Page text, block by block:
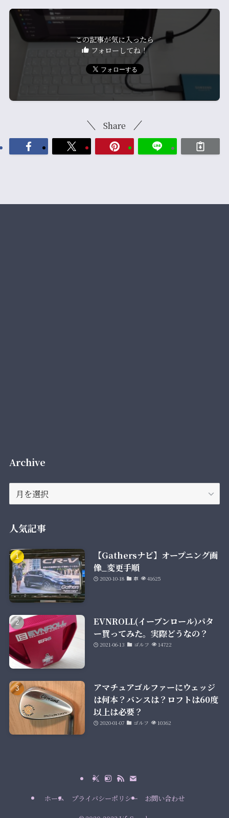
この記事が気に入ったら
フォローしてね！
Share
Archive
Archive
人気記事
【Gathersナビ】オープニング画
像_変更手順
2020-10-18 車 41625
EVNROLL(イーブンロール)パタ
ー買ってみた。実際どうなの？
2021-06-13 ゴルフ 14722
アマチュアゴルファーにウェッジ
は何本？バンスは？ロフトは60度
以上は必要？
2020-01-07 ゴルフ 10362
ホーム プライバシーポリシー お問い合わせ